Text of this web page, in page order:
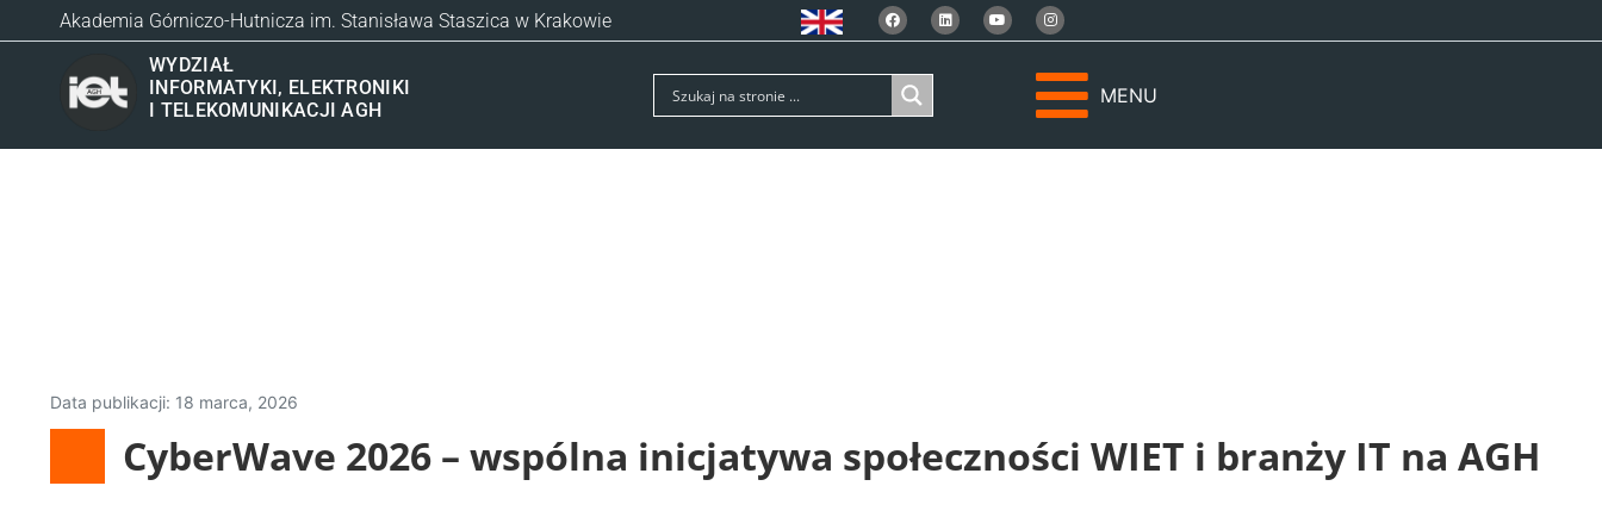
Akademia Górniczo-Hutnicza im. Stanisława Staszica w Krakowie
WYDZIAŁ
INFORMATYKI, ELEKTRONIKI
I TELEKOMUNIKACJI AGH
MENU
Data publikacji: 18 marca, 2026
CyberWave 2026 – wspólna inicjatywa społeczności WIET i branży IT na AGH